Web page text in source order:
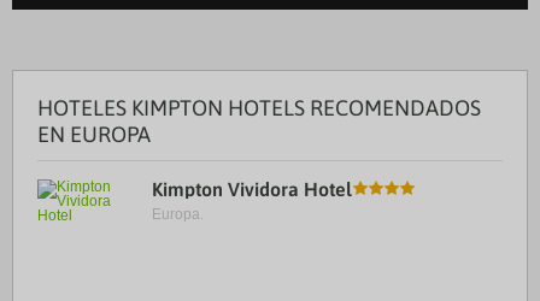
HOTELES KIMPTON HOTELS RECOMENDADOS
EN EUROPA
Kimpton Vividora Hotel
Europa.